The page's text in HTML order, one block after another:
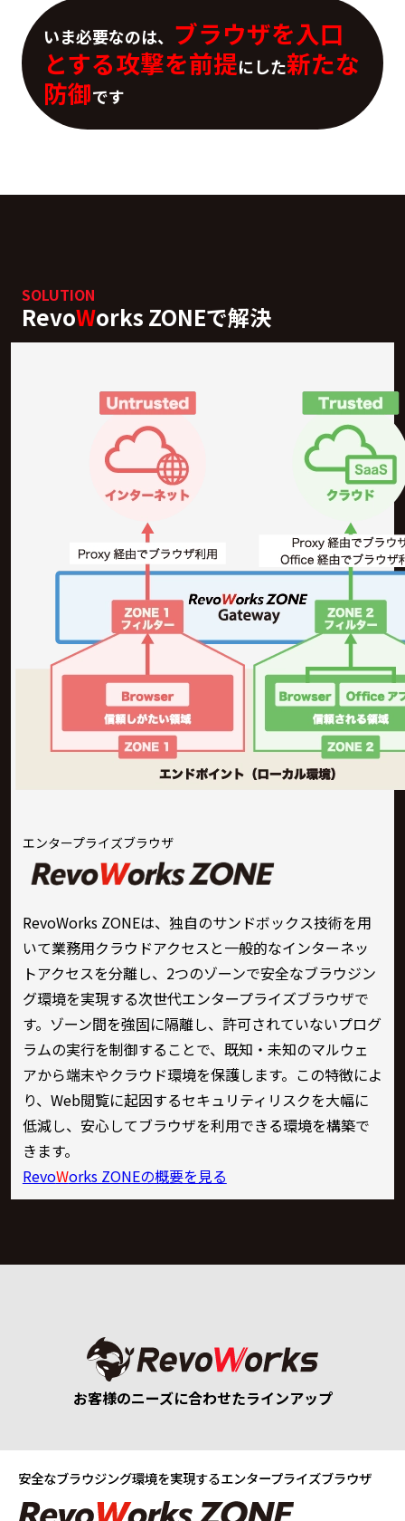
いま必要なのは、 ブラウザを入口
とする攻撃を前提にした新たな
防御です
SOLUTION
RevoWorks ZONEで解決
エンタープライズブラウザ
RevoWorks ZONEは、独自のサンドボックス技術を用
いて業務用クラウドアクセスと一般的なインターネッ
トアクセスを分離し、2つのゾーンで安全なブラウジン
グ環境を実現する次世代エンタープライズブラウザで
す。ゾーン間を強固に隔離し、許可されていないプログ
ラムの実行を制御することで、既知・未知のマルウェ
アから端末やクラウド環境を保護します。この特徴によ
り、Web閲覧に起因するセキュリティリスクを大幅に
低減し、安心してブラウザを利用できる環境を構築で
きます。
RevoWorks ZONEの概要を見る
お客様のニーズに合わせたラインアップ
安全なブラウジング環境を実現するエンタープライズブラウザ